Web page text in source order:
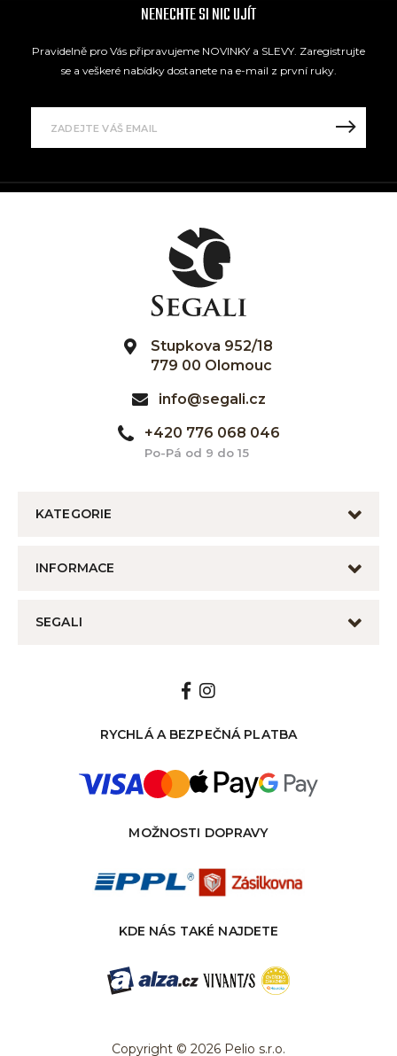
NENECHTE SI NIC UJÍT
Pravidelně pro Vás připravujeme NOVINKY a SLEVY. Zaregistrujte
se a veškeré nabídky dostanete na e-mail z první ruky.
Stupkova 952/18
779 00 Olomouc
info@segali.cz
+420 776 068 046
Po-Pá od 9 do 15
KATEGORIE
INFORMACE
SEGALI
RYCHLÁ A BEZPEČNÁ PLATBA
MOŽNOSTI DOPRAVY
KDE NÁS TAKÉ NAJDETE
Copyright © 2026 Pelio s.r.o.